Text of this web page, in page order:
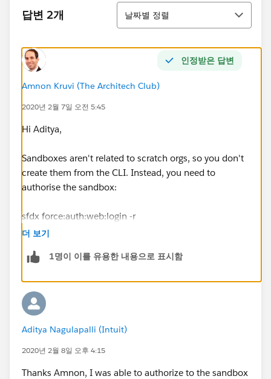
답변 2개
정렬
날짜별 정렬
인정받은 답변
Amnon Kruvi (The Architech Club)
2020년 2월 7일 오전 5:45
Hi Aditya,
Sandboxes aren't related to scratch orgs, so you don't
create them from the CLI. Instead, you need to
authorise the sandbox:
sfdx force:auth:web:login -r
https://test.salesforce.com
더 보기
1명이 이를 유용한 내용으로 표시함
Aditya Nagulapalli (Intuit)
2020년 2월 8일 오후 4:15
Thanks Amnon, I was able to authorize to the sandbox